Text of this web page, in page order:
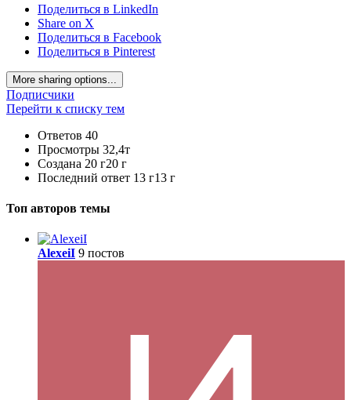
Поделиться в LinkedIn
Share on X
Поделиться в Facebook
Поделиться в Pinterest
More sharing options...
Подписчики
Перейти к списку тем
Ответов 40
Просмотры 32,4т
Создана 20 г20 г
Последний ответ 13 г13 г
Топ авторов темы
AlexeiI 9 постов